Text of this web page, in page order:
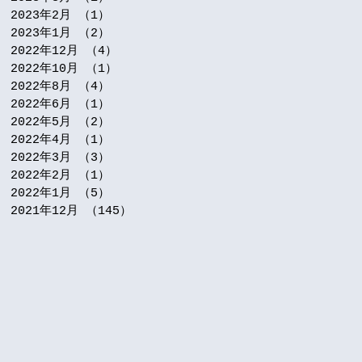
2023年2月
（1）
2023年1月
（2）
2022年12月
（4）
2022年10月
（1）
2022年8月
（4）
2022年6月
（1）
2022年5月
（2）
2022年4月
（1）
2022年3月
（3）
2022年2月
（1）
2022年1月
（5）
2021年12月
（145）